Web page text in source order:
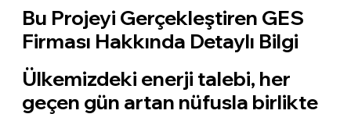
Bu Projeyi Gerçekleştiren GES
Firması Hakkında Detaylı Bilgi
Ülkemizdeki enerji talebi, her
geçen gün artan nüfusla birlikte